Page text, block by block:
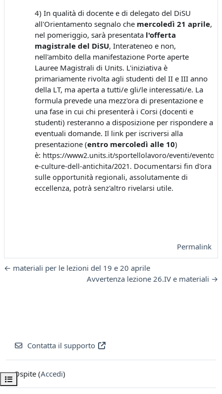
Apri indice del corso
4) In qualità di docente e di delegato del DiSU
all'Orientamento segnalo che mercoledì 21 aprile,
nel pomeriggio, sarà presentata l'offerta
magistrale del DiSU, Interateneo e non,
nell'ambito della manifestazione Porte aperte
Lauree Magistrali di Units. L'iniziativa è
primariamente rivolta agli studenti del II e III anno
della LT, ma aperta a tutti/e gli/le interessati/e. La
formula prevede una mezz'ora di presentazione e
una fase in cui chi presenterà i Corsi (docenti e
studenti) resteranno a disposizione per rispondere a
eventuali domande. Il link per iscriversi alla
presentazione (entro mercoledì alle 10)
è: https://www2.units.it/sportellolavoro/eventi/evento/
e-culture-dell-antichita/2021. Documentarsi fin d'ora
sulle opportunità regionali, assolutamente di
eccellenza, potrà senz'altro rivelarsi utile.
Permalink
← materiali per le lezioni del 19 e 20 aprile
Avvertenza lezione 26.IV e materiali →
Contatta il supporto
Ospite (Accedi)